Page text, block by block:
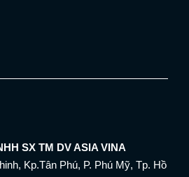
SX TM DV ASIA VINA
Kp.Tân Phú, P. Phú Mỹ, Tp. Hồ